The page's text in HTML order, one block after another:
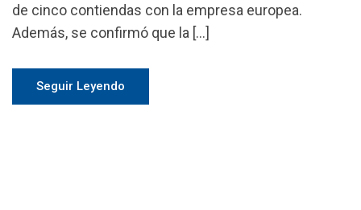
de cinco contiendas con la empresa europea.
Además, se confirmó que la […]
Seguir Leyendo